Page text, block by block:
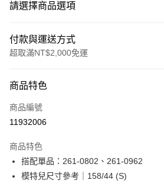
請選擇商品選項
付款與運送方式
超取滿NT$2,000免運
信用卡一次付款
超商取貨付款
Apple Pay
街口支付
商品特色
商品編號
11932006
商品特色
搭配單品：261-0802、261-0962
模特兒尺寸參考｜158/44 (S)